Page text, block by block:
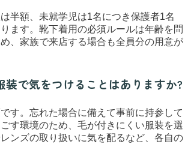
半額、未就学児は1名につき保護者1名
ます。靴下着用の必須ルールは年齢を問
、家族で来店する場合も全員分の用意が
装で気をつけることはありますか?
す。忘れた場合に備えて事前に持参して
す環境のため、毛が付きにくい服装を選
ンズの取り扱いに気を配るなど、各自の